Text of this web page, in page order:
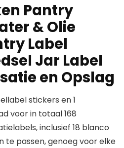
Pantry
& Olie
Label
Jar Label
en Opslag
stickers en 1
voor in totaal 168
inclusief 18 blanco
te passen, genoeg voor elke